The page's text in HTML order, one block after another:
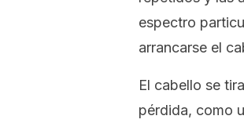
espectro
arrancarse el
El cabello se
pérdida, como